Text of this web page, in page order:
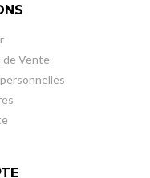
de Vente